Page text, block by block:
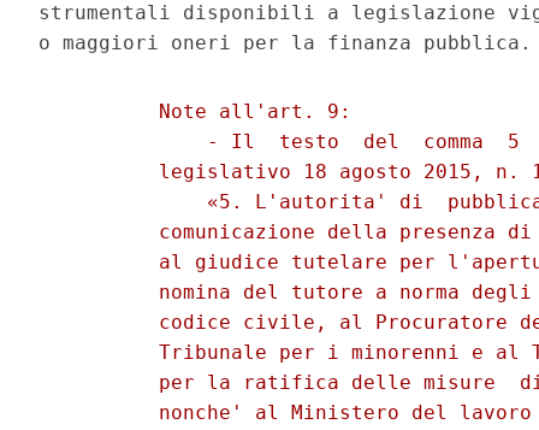
strumentali disponibili a legislazione
          Note all'art. 9:
- Il  testo  del  comma  5
legislativo 18 agosto 2015, n.
«5. L'autorita' di
comunicazione della presenza
al giudice tutelare per
nomina del tutore a norma
codice civile, al Procuratore
Tribunale per i minorenni e al
per la ratifica delle misure
nonche' al Ministero del